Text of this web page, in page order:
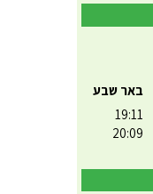
באר שבע
19:11
20:09